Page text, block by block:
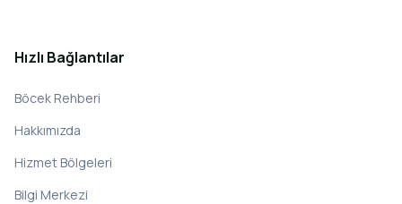
Hızlı Bağlantılar
Böcek Rehberi
Hakkımızda
Hizmet Bölgeleri
Bilgi Merkezi